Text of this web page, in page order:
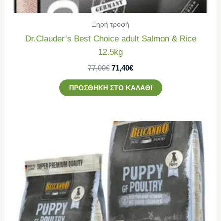
Ξηρή τροφή
Dr.Clauder’s Best Choice adult Salmon & Rice
12.5kg
77,00€ 71,40€
ΠΡΟΣΘΉΚΗ ΣΤΟ ΚΑΛΆΘΙ